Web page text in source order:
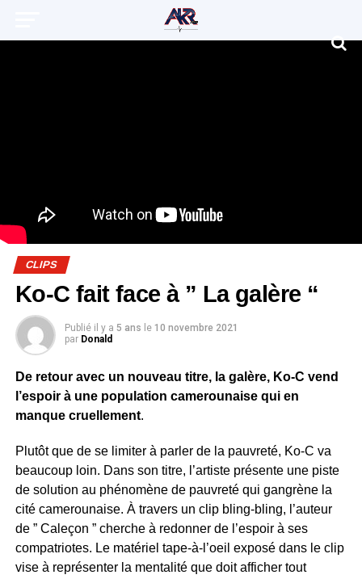
CLIPS
Ko-C fait face à ” La galère “
Publié il y a 5 ans le 10 novembre 2021
par Donald
De retour avec un nouveau titre, la galère, Ko-C vend
l’espoir à une population camerounaise qui en
manque cruellement.
Plutôt que de se limiter à parler de la pauvreté, Ko-C va
beaucoup loin. Dans son titre, l’artiste présente une piste
de solution au phénomène de pauvreté qui gangrène la
cité camerounaise. À travers un clip bling-bling, l’auteur
de ” Caleçon ” cherche à redonner de l’espoir à ses
compatriotes. Le matériel tape-à-l’oeil exposé dans le clip
vise à représenter la mentalité que doit afficher tout